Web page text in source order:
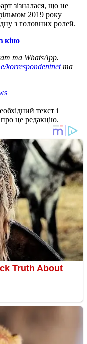
зізналася, що не
2019 року
з головних ролей.
кіно
та WhatsApp.
korrespondentnetта
текст і
це редакцію.